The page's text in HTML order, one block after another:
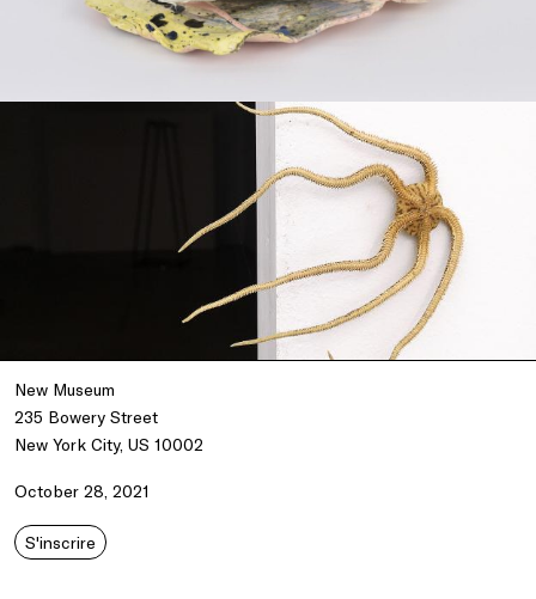
New Museum
235 Bowery Street
New York City, US 10002
October 28, 2021
S'inscrire